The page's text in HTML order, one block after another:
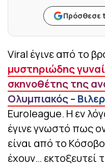
Πρόσθεσε
Viral έγινε από το
μυστηριώδης
σκηνοθέτης της
Ολυμπιακός –
Euroleague. Η εν
έγινε γνωστό πως
είναι από το
έχουν… εκτοξευτεί